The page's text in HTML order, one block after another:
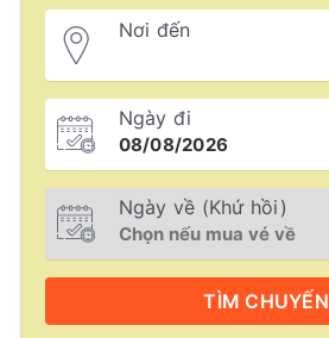
Nơi đến
Ngày đi
Ngày về (Khứ hồi)
TÌM CHUYẾN